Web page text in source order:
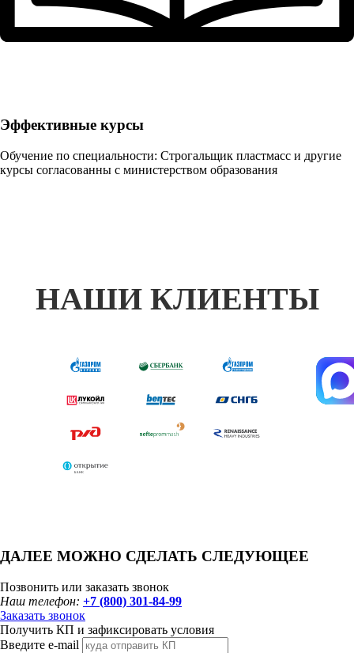
Эффективные курсы
Обучение по специальности: Строгальщик пластмасс и другие
курсы согласованны с министерством образования
НАШИ КЛИЕНТЫ
ДАЛЕЕ МОЖНО СДЕЛАТЬ СЛЕДУЮЩЕЕ
Позвонить или заказать звонок
Наш телефон: +7 (800) 301-84-99
Заказать звонок
Получить КП и зафиксировать условия
Введите e-mail